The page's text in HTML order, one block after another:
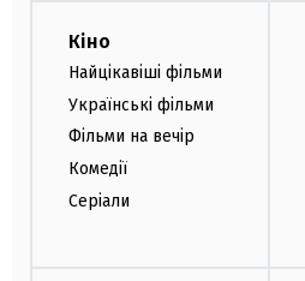
Кіно
Найцікавіші фільми
Українські фільми
Фільми на вечір
Комедії
Серіали